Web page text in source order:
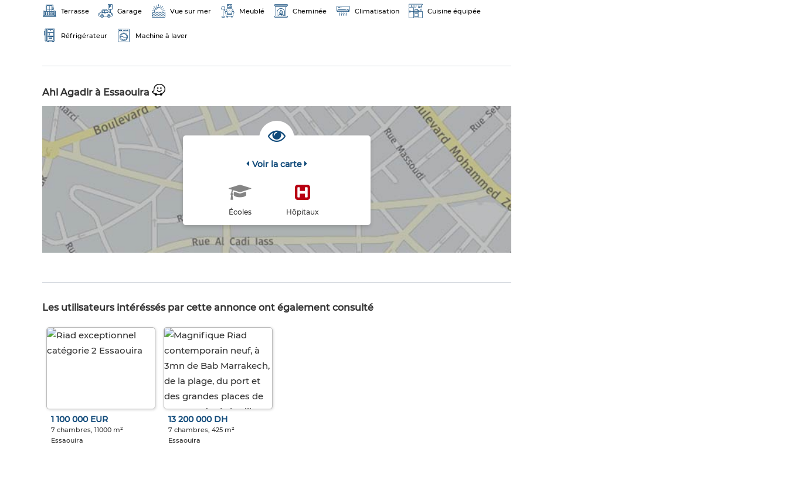
Terrasse Garage Vue sur mer Meublé Cheminée Climatisation Cuisine équipée
Réfrigérateur Machine à laver
Ahl Agadir à Essaouira
Voir la carte
Écoles Hôpitaux
Les utilisateurs intéréssés par cette annonce ont également consulté
1 100 000 EUR
7 chambres, 11000 m²
Essaouira
13 200 000 DH
7 chambres, 425 m²
Essaouira